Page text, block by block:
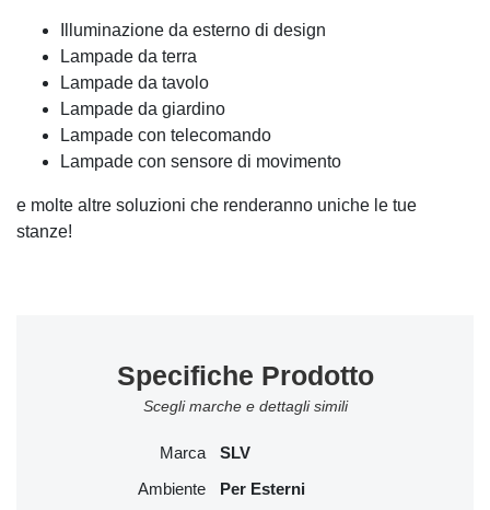
Illuminazione da esterno di design
Lampade da terra
Lampade da tavolo
Lampade da giardino
Lampade con telecomando
Lampade con sensore di movimento
e molte altre soluzioni che renderanno uniche le tue
stanze!
Specifiche Prodotto
Scegli marche e dettagli simili
Marca SLV
Ambiente Per Esterni